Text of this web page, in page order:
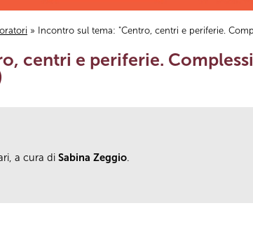
» Incontro sul tema: "Centro, centri e periferie.
centri e periferie.
a cura di Sabina Zeggio.